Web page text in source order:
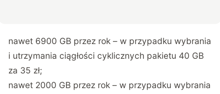
nawet 6900 GB przez rok – w przypadku wybrania
i utrzymania ciągłości cyklicznych pakietu 40 GB
za 35 zł;
nawet 2000 GB przez rok – w przypadku wybrania